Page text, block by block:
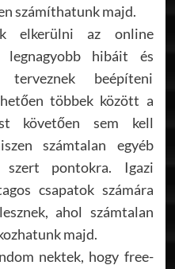
számíthatunk majd.
elkerülni az online
legnagyobb hibáit és
terveznek beépíteni
többek között a
követően sem kell
számtalan egyéb
pontokra. Igazi
csapatok számára
ahol számtalan
majd.
nektek, hogy free-